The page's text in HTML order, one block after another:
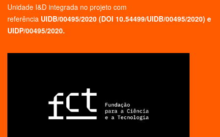
Unidade I&D integrada no projeto com
referência UIDB/00495/2020 (DOI 10.54499/UIDB/00495/2020) e
UIDP/00495/2020.